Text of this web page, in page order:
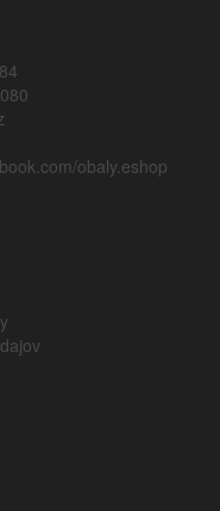
obaly.eshop